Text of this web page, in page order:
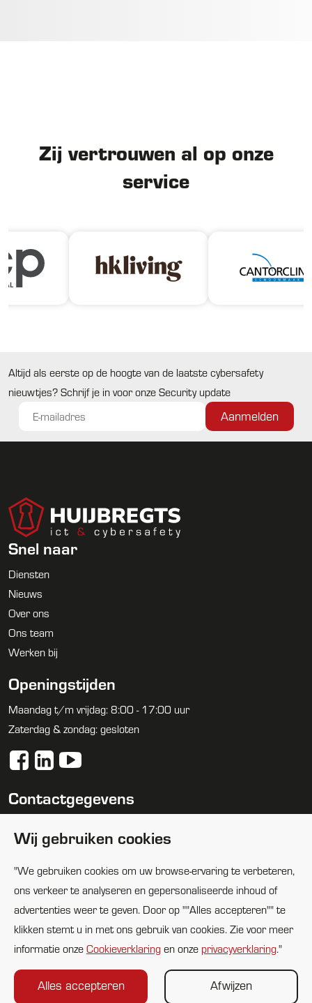
Zij vertrouwen al op onze
service
Altijd als eerste op de hoogte van de laatste cybersafety
nieuwtjes? Schrijf je in voor onze Security update
Snel naar
Diensten
Nieuws
Over ons
Ons team
Werken bij
Openingstijden
Maandag t/m vrijdag: 8:00 - 17:00 uur
Zaterdag & zondag: gesloten
Contactgegevens
info@huijbregtsgroep.nl
©2026 Huijbregts ict & cybersafety privacyverklaring -cookieverklaring
Wij gebruiken cookies
"We gebruiken cookies om uw browse-ervaring te verbeteren,
ons verkeer te analyseren en gepersonaliseerde inhoud of
advertenties weer te geven. Door op ""Alles accepteren"" te
klikken stemt u in met ons gebruik van cookies. Zie voor meer
informatie onze Cookieverklaring en onze privacyverklaring."
Alles accepteren Afwijzen